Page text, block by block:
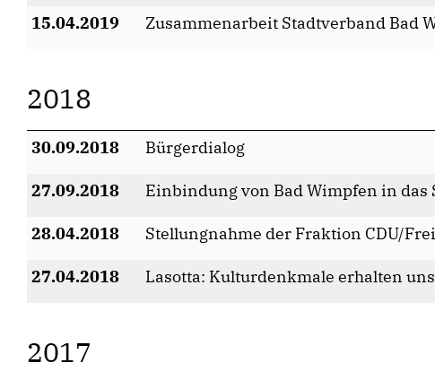
15.04.2019 Zusammenarbeit Stadtverband Bad
2018
30.09.2018 Bürgerdialog
27.09.2018 Einbindung von Bad Wimpfen in
28.04.2018 Stellungnahme der Fraktion CDU/
27.04.2018 Lasotta: Kulturdenkmale erhalten
2017